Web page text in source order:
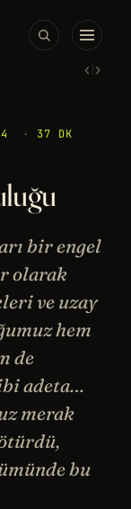
‹›
·
37 DK
bir engel
olarak
ve uzay
hem
de
adeta…
merak
bu